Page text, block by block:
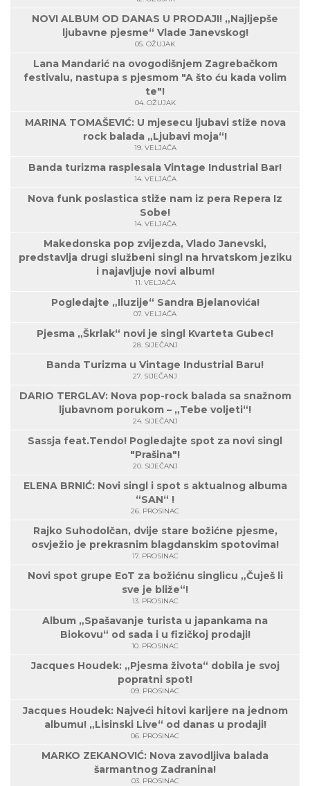
NOVI ALBUM OD DANAS U PRODAJI! „Najljepše
ljubavne pjesme“ Vlade Janevskog!
05. OŽUJAK
Lana Mandarić na ovogodišnjem Zagrebačkom
festivalu, nastupa s pjesmom "A što ću kada volim
te"!
04. OŽUJAK
MARINA TOMAŠEVIĆ: U mjesecu ljubavi stiže nova
rock balada „Ljubavi moja“!
19. VELJAČA
Banda turizma rasplesala Vintage Industrial Bar!
14. VELJAČA
Nova funk poslastica stiže nam iz pera Repera Iz
Sobe!
14. VELJAČA
Makedonska pop zvijezda, Vlado Janevski,
predstavlja drugi službeni singl na hrvatskom jeziku
i najavljuje novi album!
11. VELJAČA
Pogledajte „Iluzije“ Sandra Bjelanovića!
07. VELJAČA
Pjesma „Škrlak“ novi je singl Kvarteta Gubec!
28. SIJEČANJ
Banda Turizma u Vintage Industrial Baru!
27. SIJEČANJ
DARIO TERGLAV: Nova pop-rock balada sa snažnom
ljubavnom porukom – „Tebe voljeti“!
24. SIJEČANJ
Sassja feat.Tendo! Pogledajte spot za novi singl
"Prašina"!
20. SIJEČANJ
ELENA BRNIĆ: Novi singl i spot s aktualnog albuma
“SAN“ !
26. PROSINAC
Rajko Suhodolčan, dvije stare božićne pjesme,
osvježio je prekrasnim blagdanskim spotovima!
17. PROSINAC
Novi spot grupe EoT za božićnu singlicu „Čuješ li
sve je bliže“!
13. PROSINAC
Album „Spašavanje turista u japankama na
Biokovu“ od sada i u fizičkoj prodaji!
10. PROSINAC
Jacques Houdek: „Pjesma života“ dobila je svoj
popratni spot!
09. PROSINAC
Jacques Houdek: Najveći hitovi karijere na jednom
albumu! „Lisinski Live“ od danas u prodaji!
06. PROSINAC
MARKO ZEKANOVIĆ: Nova zavodljiva balada
šarmantnog Zadranina!
03. PROSINAC